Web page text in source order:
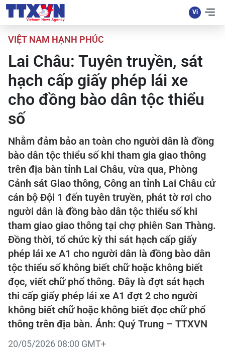
VIỆT NAM HẠNH PHÚC
Lai Châu: Tuyên truyền, sát
hạch cấp giấy phép lái xe
cho đồng bào dân tộc thiểu
số
Nhằm đảm bảo an toàn cho người dân là đồng
bào dân tộc thiểu số khi tham gia giao thông
trên địa bàn tỉnh Lai Châu, vừa qua, Phòng
Cảnh sát Giao thông, Công an tỉnh Lai Châu cử
cán bộ Đội 1 đến tuyên truyền, phát tờ rơi cho
người dân là đồng bào dân tộc thiểu số khi
tham giao giao thông tại chợ phiên San Thàng.
Đồng thời, tổ chức kỳ thi sát hạch cấp giấy
phép lái xe A1 cho người dân là đồng bào dân
tộc thiểu số không biết chữ hoặc không biết
đọc, viết chữ phổ thông. Đây là đợt sát hạch
thi cấp giấy phép lái xe A1 đợt 2 cho người
không biết chữ hoặc không biết đọc chữ phổ
thông trên địa bàn. Ảnh: Quý Trung – TTXVN
20/05/2026 08:00 GMT+